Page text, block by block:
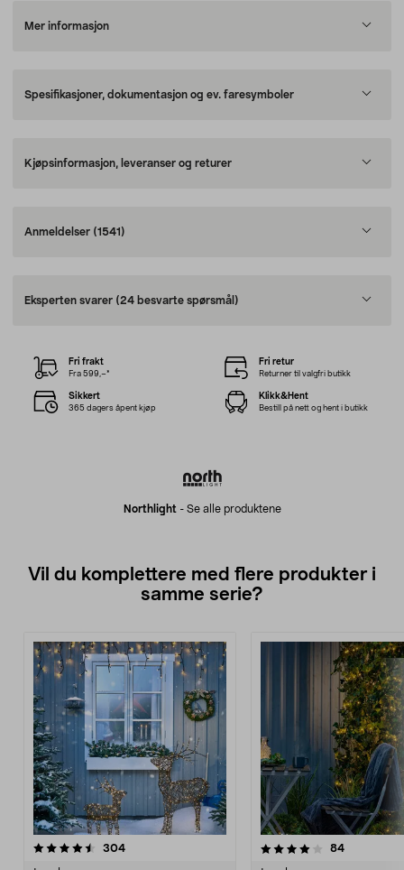
Mer informasjon
Spesifikasjoner, dokumentasjon og ev. faresymboler
Kjøpsinformasjon, leveranser og returer
Anmeldelser (1541)
Eksperten svarer (24 besvarte spørsmål)
Northlight - Se alle produktene
Fri frakt
Fra 599,–*
Fri retur
Returner til valgfri butikk
Sikkert
365 dagers åpent kjøp
Klikk&Hent
Bestill på nett og hent i butikk
Vil du komplettere med flere produkter i
samme serie?
304anmeldelser
4.0av 5 stjerner 84
4.5av 5 stjerner